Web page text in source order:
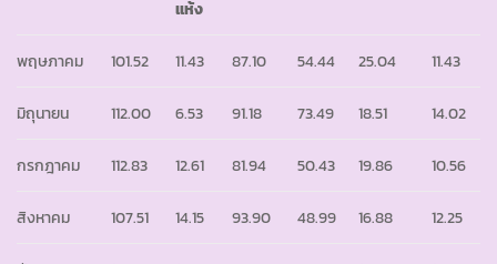
แห้ง
พฤษภาคม 101.52 11.43 87.10 54.44 25.04 11.43
มิถุนายน 112.00 6.53 91.18 73.49 18.51 14.02
กรกฎาคม 112.83 12.61 81.94 50.43 19.86 10.56
สิงหาคม 107.51 14.15 93.90 48.99 16.88 12.25